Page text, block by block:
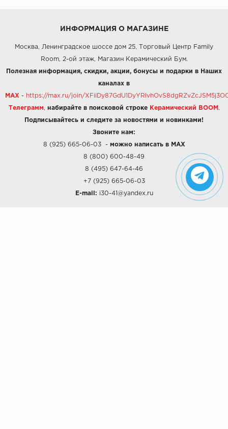
ИНФОРМАЦИЯ О МАГАЗИНЕ
Москва, Ленинградское шоссе дом 25, Торговый Центр Family
Room, 2-ой этаж, Магазин Керамический Бум.
Полезная информация, скидки, акции, бонусы и подарки в Наших
каналах в
MAX - https://max.ru/join/
Телеграмм набирайте в поисковой строке Керамический BOOM .
Подписывайтесь и следите за новостями и новинками!
Звоните нам:
8 (925) 665-06-03- можно написать в MAX
8 (800) 600-48-49
8 (495) 647-64-46
+7 (925) 665-06-03
E-mail: i30-41@yandex.ru